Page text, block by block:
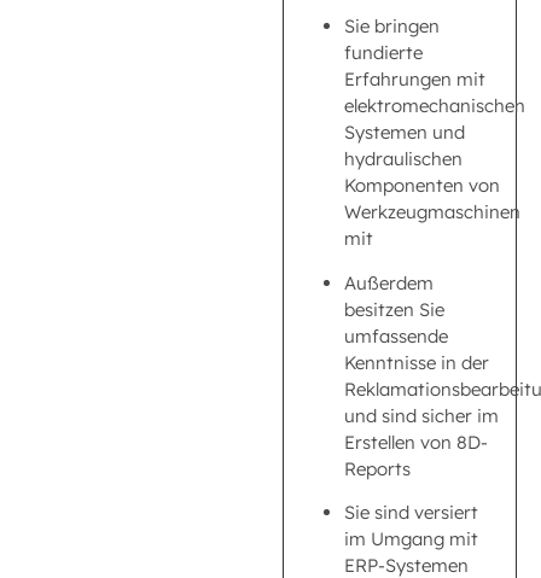
Sie bringen
fundierte
Erfahrungen mit
elektromechanischen
Systemen und
hydraulischen
Komponenten von
Werkzeugmaschinen
mit
Außerdem
besitzen Sie
umfassende
Kenntnisse in der
und sind sicher im
Erstellen von 8D-
Reports
Sie sind versiert
im Umgang mit
ERP-Systemen